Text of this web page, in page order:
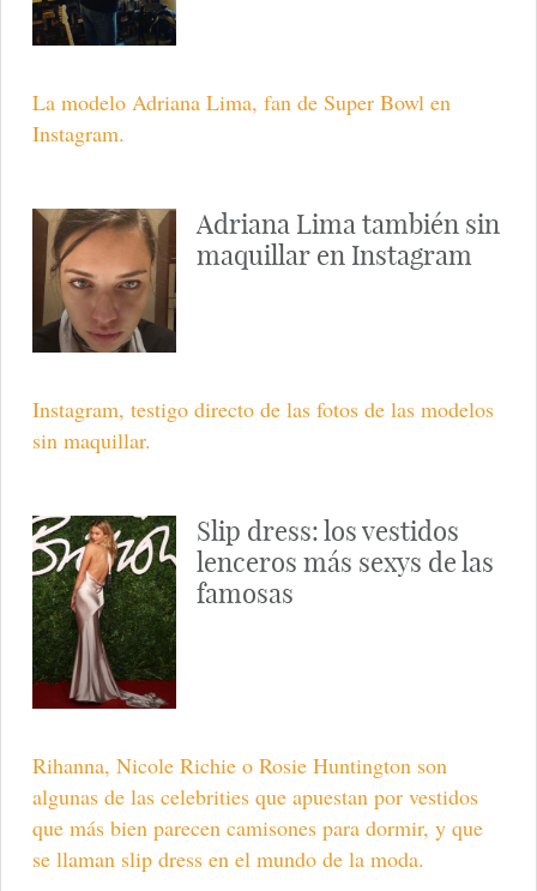
La modelo Adriana Lima, fan de Super Bowl en
Instagram.
Adriana Lima también sin
maquillar en Instagram
Instagram, testigo directo de las fotos de las modelos
sin maquillar.
Slip dress: los vestidos
lenceros más sexys de las
famosas
Rihanna, Nicole Richie o Rosie Huntington son
algunas de las celebrities que apuestan por vestidos
que más bien parecen camisones para dormir, y que
se llaman slip dress en el mundo de la moda.